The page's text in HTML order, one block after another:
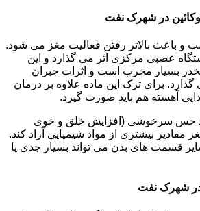
در شهرک نفت
و باعث بالاتر رفتن فعالیت مغز می شود.
عصبی مرکزی اثر می گذارد و این
بسیار مخرب است و اثرات جبران
برای ترک این ماده علاوه بر درمان
آهسته هم باید صورت گیرد.
حس سرخوشی (افزایش خلق و خوی
بیشتری از مواد شیمیایی آزاد کند.
سایر قسمت های بدن می تواند بسیار جدی یا
در شهرک نفت